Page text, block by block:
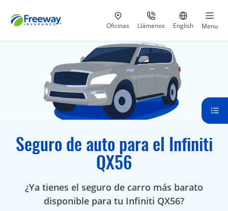
Visita nuestras
Oficinas Llámenos
al 800-441-5533
Ir al sitio
English Menu
Seguro de auto para el Infiniti
QX56
¿Ya tienes el seguro de carro más barato
disponible para tu Infiniti QX56?